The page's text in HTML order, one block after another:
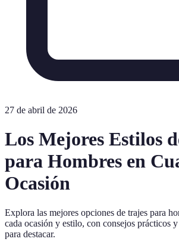
27 de abril de 2026
Los Mejores Estilos
para Hombres en
Ocasión
Explora las mejores opciones de trajes para
cada ocasión y estilo, con consejos prácticos
para destacar.